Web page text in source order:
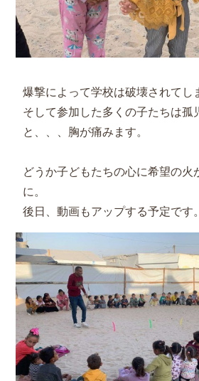
爆撃によって学校は破壊されてし
そして参加した多くの子たちは孤
と、、、胸が痛みます。
どうか子どもたちの心に希望の火
に。
後日、動画もアップする予定です。